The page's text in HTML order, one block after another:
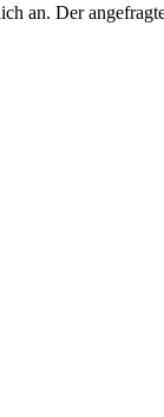
an. Der